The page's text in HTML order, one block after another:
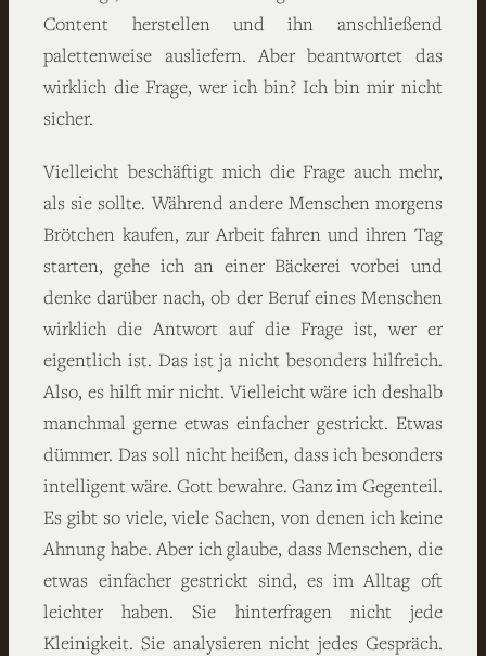
Content herstellen und ihn anschließend
palettenweise ausliefern. Aber beantwortet das
wirklich die Frage, wer ich bin? Ich bin mir nicht
sicher.
Vielleicht beschäftigt mich die Frage auch mehr,
als sie sollte. Während andere Menschen morgens
Brötchen kaufen, zur Arbeit fahren und ihren Tag
starten, gehe ich an einer Bäckerei vorbei und
denke darüber nach, ob der Beruf eines Menschen
wirklich die Antwort auf die Frage ist, wer er
eigentlich ist. Das ist ja nicht besonders hilfreich.
Also, es hilft mir nicht. Vielleicht wäre ich deshalb
manchmal gerne etwas einfacher gestrickt. Etwas
dümmer. Das soll nicht heißen, dass ich besonders
intelligent wäre. Gott bewahre. Ganz im Gegenteil.
Es gibt so viele, viele Sachen, von denen ich keine
Ahnung habe. Aber ich glaube, dass Menschen, die
etwas einfacher gestrickt sind, es im Alltag oft
leichter haben. Sie hinterfragen nicht jede
Kleinigkeit. Sie analysieren nicht jedes Gespräch.